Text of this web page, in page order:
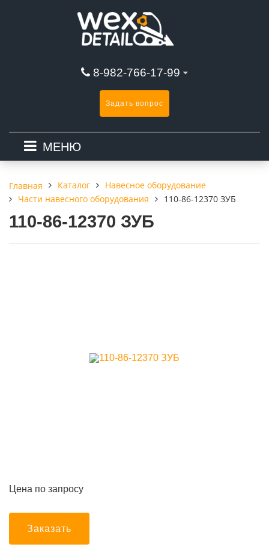
8-982-766-17-99
Задать вопрос
МЕНЮ
Главная Каталог
Навесное оборудование
Части навесного оборудования
110-86-12370 ЗУБ
110-86-12370 ЗУБ
Цена по запросу
Заказать